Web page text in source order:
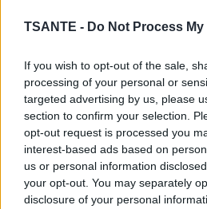
TSANTE - Do Not Process
If you wish to opt-out of the sale,
processing of your personal or
targeted advertising by us, please
section to confirm your selection.
opt-out request is processed you
interest-based ads based on
us or personal information
your opt-out. You may separately
disclosure of your personal